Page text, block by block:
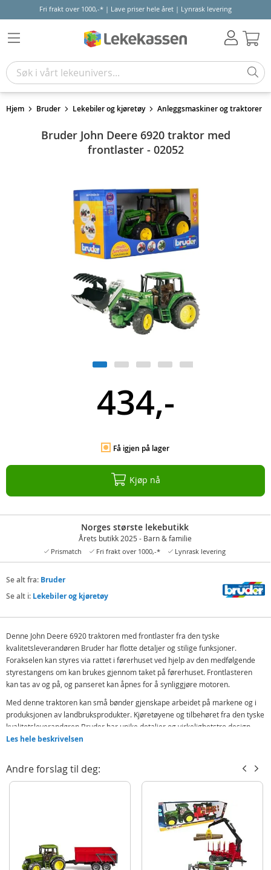
Fri frakt over 1000,-* | Lave priser hele året | Lynrask levering
Hjem Bruder Lekebiler og kjøretøy Anleggsmaskiner og traktorer
Bruder John Deere 6920 traktor med
frontlaster - 02052
434,-
Få igjen på lager
Kjøp nå
Norges største lekebutikk
Årets butikk 2025 - Barn & familie
Prismatch Fri frakt over 1000,-* Lynrask levering
Se alt fra: Bruder
Se alt i: Lekebiler og kjøretøy
Denne John Deere 6920 traktoren med frontlaster fra den tyske
kvalitetsleverandøren Bruder har flotte detaljer og stilige funksjoner.
Forakselen kan styres via rattet i førerhuset ved hjelp av den medfølgende
styrestangens om kan brukes gjennom taket på førerhuset. Frontlasteren
kan tas av og på, og panseret kan åpnes for å synliggjøre motoren.
Med denne traktoren kan små bønder gjenskape arbeidet på markene og i
produksjonen av landbruksprodukter. Kjøretøyene og tilbehøret fra den tyske
kvalitetsleverandøren Bruder har unike detaljer og virkelighetstro design
som inspirerer til timevis med realistisk og lærerik lek.
Avtakbar og fullt funksjonell frontlaster
Detaljer:
Les hele beskrivelsen
Andre forslag til deg: